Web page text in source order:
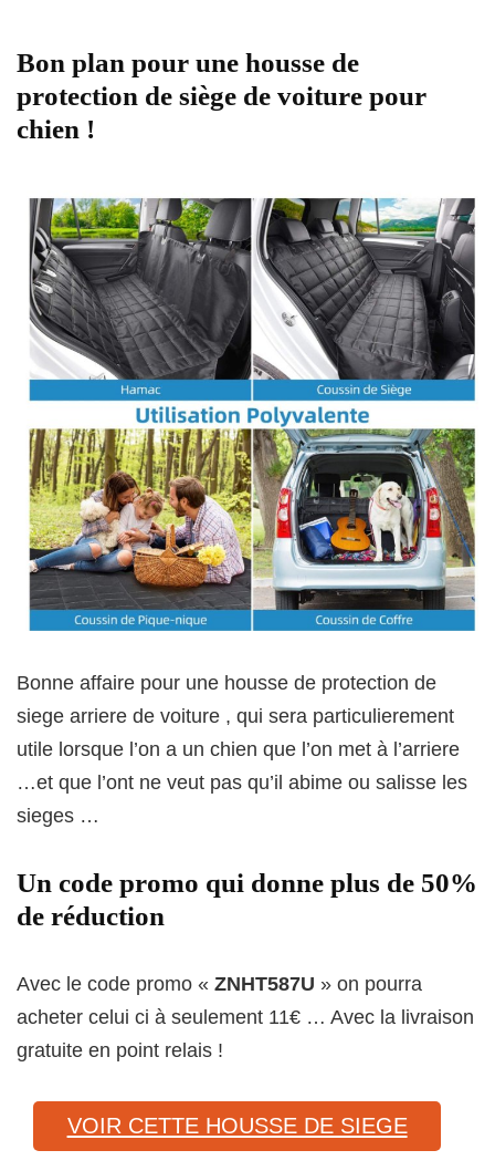
Bon plan pour une housse de
protection de siège de voiture pour
chien !
Bonne affaire pour une housse de protection de
siege arriere de voiture , qui sera particulierement
utile lorsque l’on a un chien que l’on met à l’arriere
…et que l’ont ne veut pas qu’il abime ou salisse les
sieges …
Un code promo qui donne plus de 50%
de réduction
Avec le code promo « ZNHT587U » on pourra
acheter celui ci à seulement 11€ … Avec la livraison
gratuite en point relais !
VOIR CETTE HOUSSE DE SIEGE